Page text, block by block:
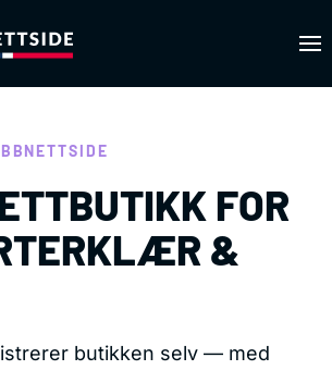
FOR
&
butikken selv — med